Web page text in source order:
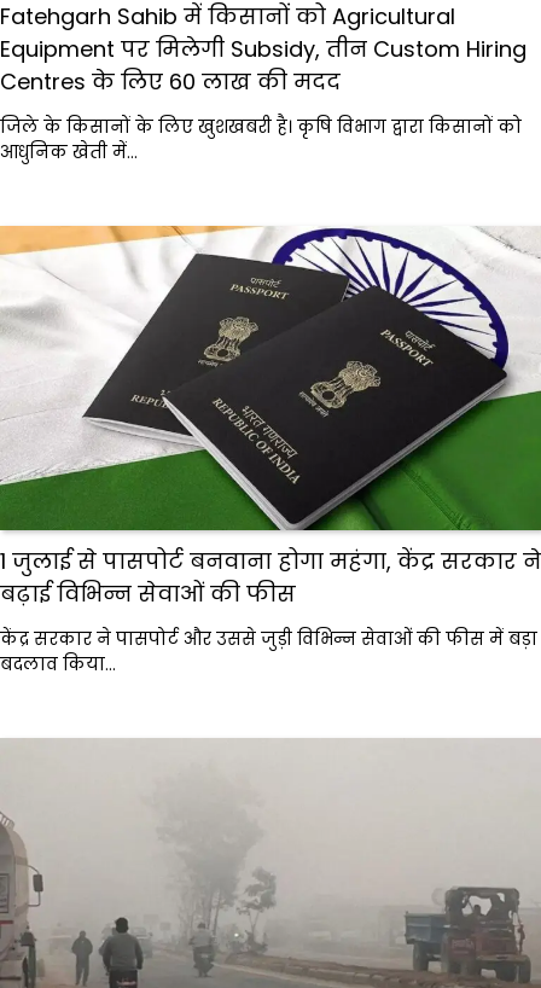
Fatehgarh Sahib में किसानों को Agricultural
Equipment पर मिलेगी Subsidy, तीन Custom Hiring
Centres के लिए 60 लाख की मदद
जिले के किसानों के लिए खुशखबरी है। कृषि विभाग द्वारा किसानों को
आधुनिक खेती में…
1 जुलाई से पासपोर्ट बनवाना होगा महंगा, केंद्र सरकार ने
बढ़ाई विभिन्न सेवाओं की फीस
केंद्र सरकार ने पासपोर्ट और उससे जुड़ी विभिन्न सेवाओं की फीस में बड़ा
बदलाव किया…